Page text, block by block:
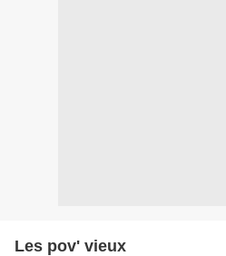
Les pov' vieux